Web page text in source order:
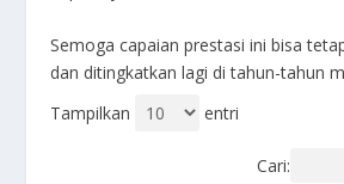
Semoga capaian prestasi ini bisa
dan ditingkatkan lagi di tahun-tahun
Tampilkan
entri
Cari: